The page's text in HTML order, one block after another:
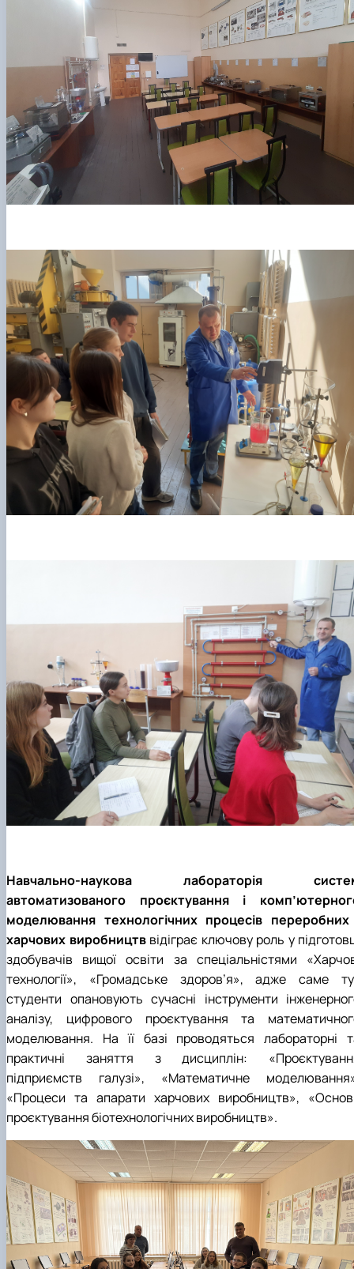
Навчально-наукова лабораторія
автоматизованого проєктування і
моделювання технологічних процесів переробних
харчових виробництввідіграє ключову роль у
здобувачів вищої освіти за спеціальністями
технології», «Громадське здоров’я», адже саме
студенти опановують сучасні інструменти
аналізу, цифрового проєктування та
моделювання. На її базі проводяться лабораторні
практичні заняття з дисциплін:
підприємств галузі», «Математичне
«Процеси та апарати харчових виробництв»,
проєктування біотехнологічних виробництв».